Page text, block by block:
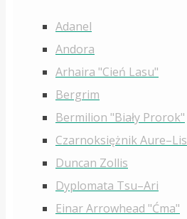
Adanel
Andora
Arhaira "Cień Lasu"
Bergrim
Bermilion "Biały Prorok"
Czarnoksiężnik Aure–Lis
Duncan Zollis
Dyplomata Tsu–Ari
Einar Arrowhead "Ćma"